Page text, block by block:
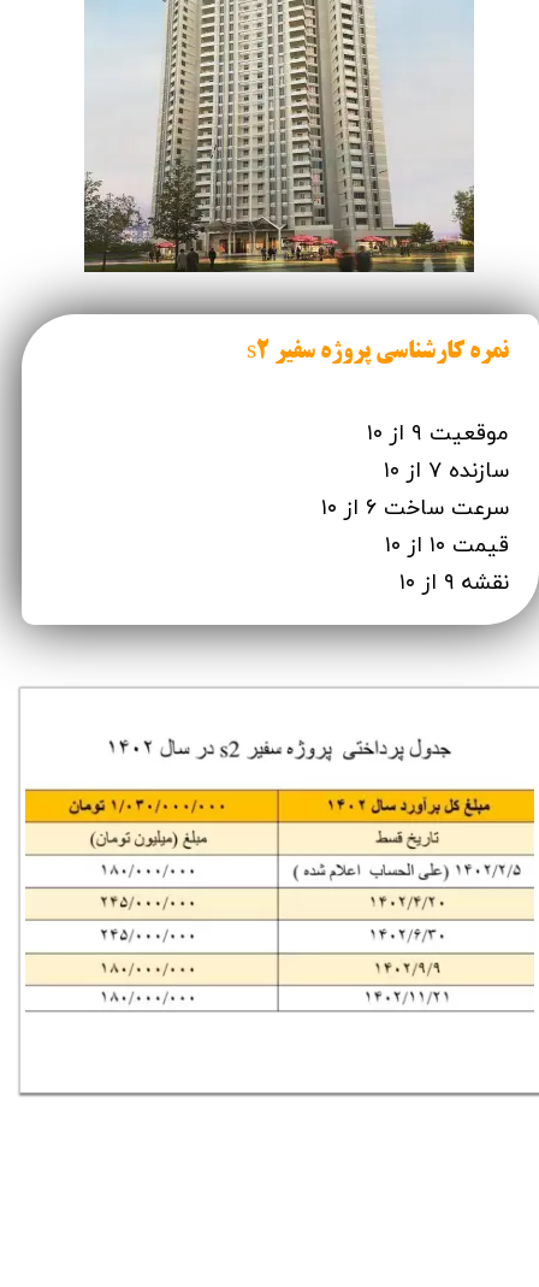
نمره کارشناسی پروژه سفیر s2
موقعیت ۹ از ۱۰
سازنده ۷ از ۱۰
سرعت ساخت ۶ از ۱۰
قیمت ۱۰ از ۱۰
نقشه ۹ از ۱۰